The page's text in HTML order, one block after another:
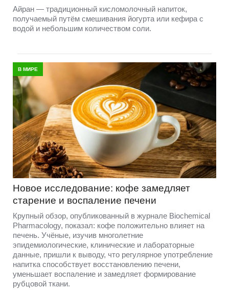
Айран — традиционный кисломолочный напиток,
получаемый путём смешивания йогурта или кефира с
водой и небольшим количеством соли.
В МИРЕ
Новое исследование: кофе замедляет
старение и воспаление печени
Крупный обзор, опубликованный в журнале Biochemical
Pharmacology, показал: кофе положительно влияет на
печень. Учёные, изучив многолетние
эпидемиологические, клинические и лабораторные
данные, пришли к выводу, что регулярное употребление
напитка способствует восстановлению печени,
уменьшает воспаление и замедляет формирование
рубцовой ткани.